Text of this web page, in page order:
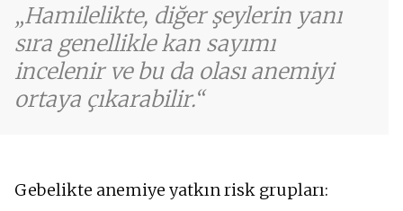
Hamilelikte, diğer şeylerin yanı
sıra genellikle kan sayımı
incelenir ve bu da olası anemiyi
ortaya çıkarabilir.
Gebelikte anemiye yatkın risk grupları: